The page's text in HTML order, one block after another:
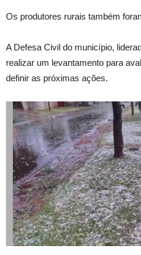
Os produtores rurais também
A Defesa Civil do município,
realizar um levantamento para
definir as próximas ações.